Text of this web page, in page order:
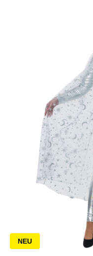
NEU